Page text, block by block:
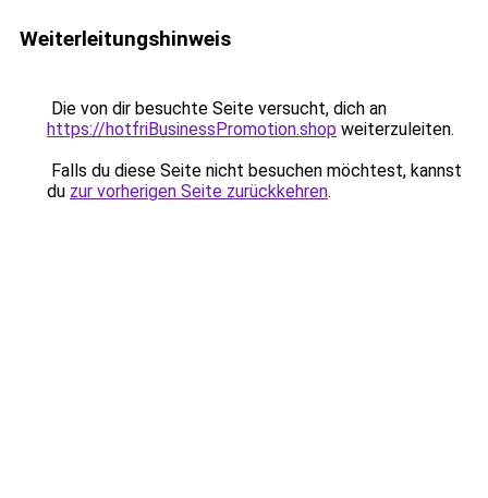
Weiterleitungshinweis
Die von dir besuchte Seite versucht, dich an
https://hotfriBusinessPromotion.shop weiterzuleiten.
Falls du diese Seite nicht besuchen möchtest, kannst
du zur vorherigen Seite zurückkehren.